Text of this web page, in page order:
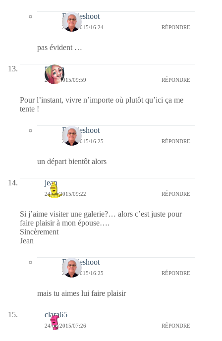
Bernieshoot
24/06/2015/16:24 RÉPONDRE
pas évident …
fedora
24/06/2015/09:59 RÉPONDRE
Pour l’instant, vivre n’importe où plutôt qu’ici ça me
tente !
Bernieshoot
24/06/2015/16:25 RÉPONDRE
un départ bientôt alors
jean
24/06/2015/09:22 RÉPONDRE
Si j’aime visiter une galerie?… alors c’est juste pour
faire plaisir à mon épouse….
Sincèrement
Jean
Bernieshoot
24/06/2015/16:25 RÉPONDRE
mais tu aimes lui faire plaisir
clara65
24/06/2015/07:26 RÉPONDRE